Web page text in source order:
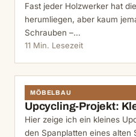
Fast jeder Holzwerker hat
herumliegen, aber kaum
Schrauben –…
11 Min. Lesezeit
MÖBELBAU
Upcycling-Projekt:
Hier zeige ich ein kleines
den Spanplatten eines alten